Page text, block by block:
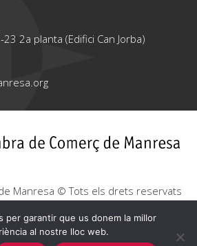
2a planta (Edifici Can Jorba)
Manresa © Tots els drets reservats
de privacitat Política de cookies
per garantir que us donem la millor
al nostre lloc web.